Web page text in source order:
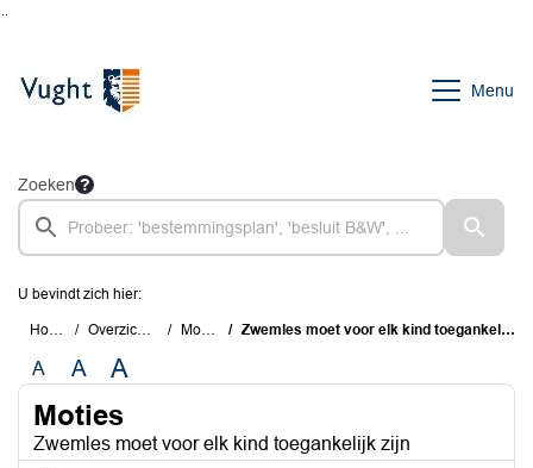
Menu
Zoeken
U bevindt zich hier:
Home Overzichten Moties Zwemles moet voor elk kind toegankelijk zijn
A A A
Moties
Zwemles moet voor elk kind toegankelijk zijn